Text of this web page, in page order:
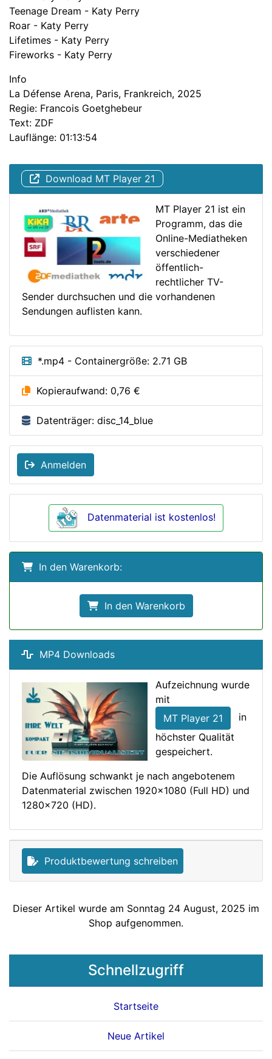
Teenage Dream - Katy Perry
Roar - Katy Perry
Lifetimes - Katy Perry
Fireworks - Katy Perry
Info
La Défense Arena, Paris, Frankreich, 2025
Regie: Francois Goetghebeur
Text: ZDF
Lauflänge: 01:13:54
Download MT Player 21
MT Player 21 ist ein
Programm, das die
Online-Mediatheken
verschiedener
öffentlich-
rechtlicher TV-
Sender durchsuchen und die vorhandenen
Sendungen auflisten kann.
*.mp4 - Containergröße: 2.71 GB
Kopieraufwand: 0,76 €
Datenträger: disc_14_blue
Anmelden
Datenmaterial ist kostenlos!
In den Warenkorb:
In den Warenkorb
MP4 Downloads
Aufzeichnung wurde
mit
MT Player 21
in
höchster Qualität
gespeichert.
Die Auflösung schwankt je nach angebotenem
Datenmaterial zwischen 1920x1080 (Full HD) und
1280x720 (HD).
Produktbewertung schreiben
Dieser Artikel wurde am Sonntag 24 August, 2025 im
Shop aufgenommen.
Schnellzugriff
Startseite
Neue Artikel